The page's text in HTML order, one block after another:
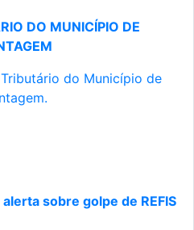
DO MUNICÍPIO DE
do Município de
sobre golpe de REFIS